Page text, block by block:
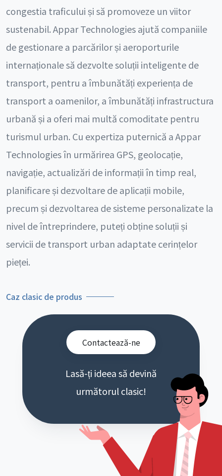
congestia traficului și să promoveze un viitor
sustenabil. Appar Technologies ajută companiile
de gestionare a parcărilor și aeroporturile
internaționale să dezvolte soluții inteligente de
transport, pentru a îmbunătăți experiența de
transport a oamenilor, a îmbunătăți infrastructura
urbană și a oferi mai multă comoditate pentru
turismul urban. Cu expertiza puternică a Appar
Technologies în urmărirea GPS, geolocație,
navigație, actualizări de informații în timp real,
planificare și dezvoltare de aplicații mobile,
precum și dezvoltarea de sisteme personalizate la
nivel de întreprindere, puteți obține soluții și
servicii de transport urban adaptate cerințelor
pieței.
Caz clasic de produs
Contactează-ne
Lasă-ți ideea să devină
următorul clasic!